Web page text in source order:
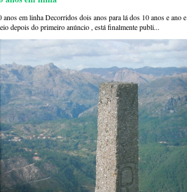
anos em linha Decorridos dois anos para lá dos 10 anos e ano e
depois do primeiro anúncio , está finalmente publi...